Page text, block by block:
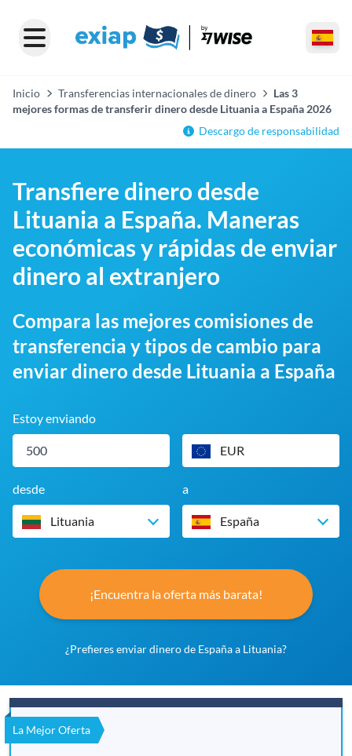
Inicio Transferencias internacionales de dinero
Las 3
mejores formas de transferir dinero desde Lituania a España 2026
Descargo de responsabilidad
Transfiere dinero desde
Lituania a España. Maneras
económicas y rápidas de enviar
dinero al extranjero
Compara las mejores comisiones de
transferencia y tipos de cambio para
enviar dinero desde Lituania a España
Estoy enviando
EUR
desde
Lituania
a
España
¡Encuentra la oferta más barata!
¿Prefieres enviar dinero de España a Lituania?
La Mejor Oferta